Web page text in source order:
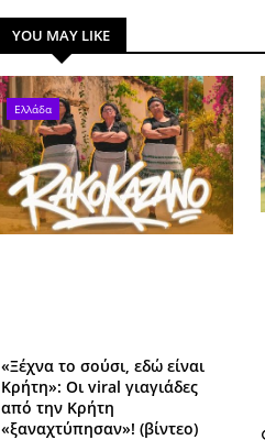
YOU MAY LIKE
Ελλάδα
«Ξέχνα το σούσι, εδώ είναι
Κρήτη»: Οι viral γιαγιάδες
από την Κρήτη
«ξαναχτύπησαν»! (βίντεο)